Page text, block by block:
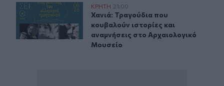
Χανιά: Τραγούδια που κουβαλούν ιστορίες και
ΚΡΗΤΗ 21:00
Χανιά: Τραγούδια που κουβαλούν
Χανιά: Τραγούδια που
κουβαλούν ιστορίες και
αναμνήσεις στο Αρχαιολογικό
Μουσείο